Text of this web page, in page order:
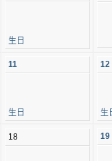
生日
11
生日
12
生
18 19